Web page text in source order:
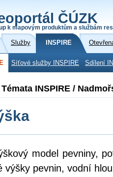
ČÚZK
k mapovým produktům a službám
Služby INSPIRE
Síťové služby INSPIRE Sdílení
Témata INSPIRE /
model pevniny,
výšky pevnin, vodní